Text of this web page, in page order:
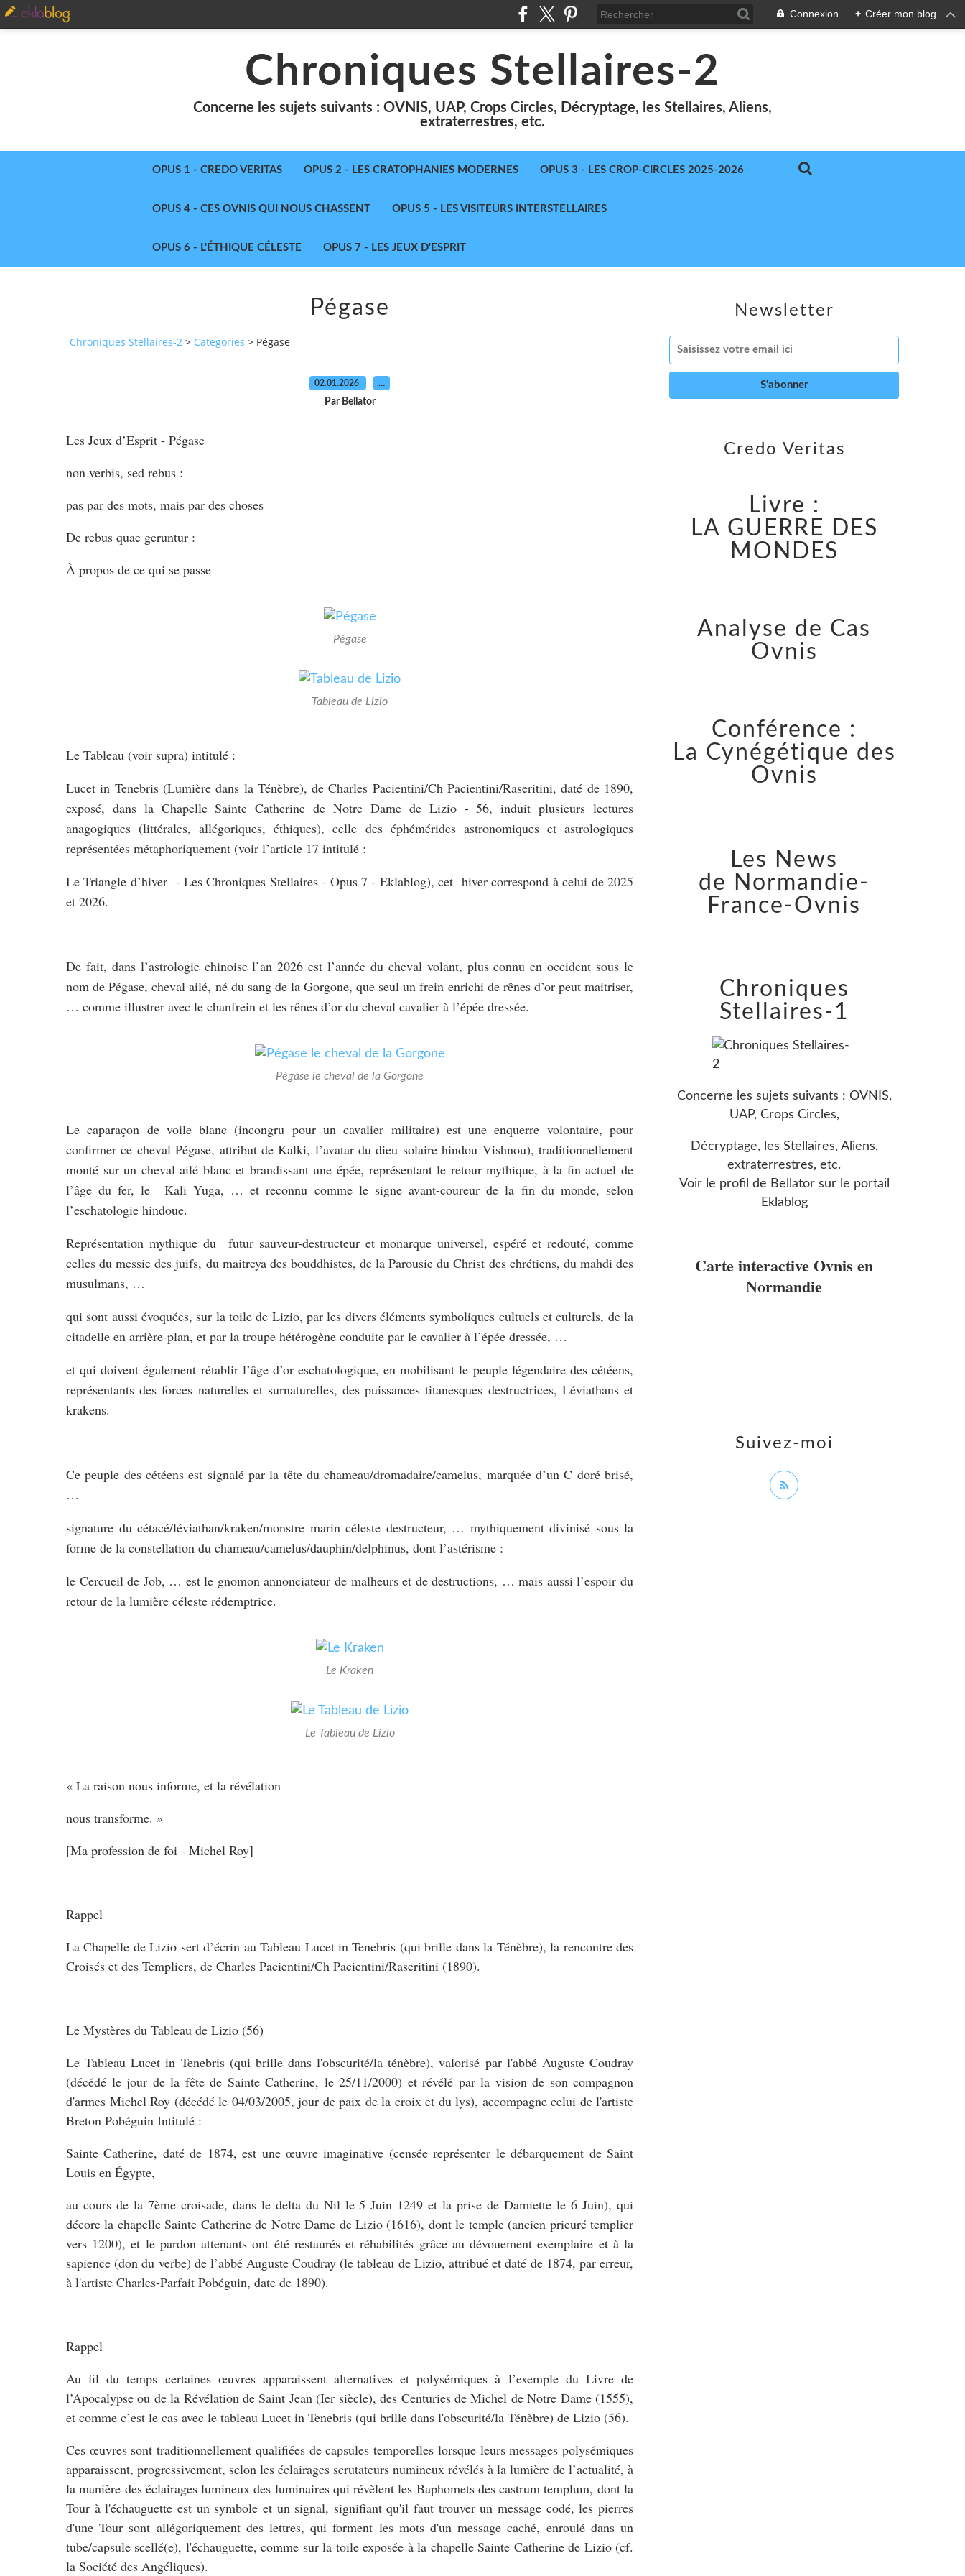
Connexion + Créer mon blog
Chroniques Stellaires-2
Concerne les sujets suivants : OVNIS, UAP, Crops Circles, Décryptage, les Stellaires, Aliens,
extraterrestres, etc.
OPUS 1 - CREDO VERITAS OPUS 2 - LES CRATOPHANIES MODERNES OPUS 3 - LES CROP-CIRCLES 2025-2026
OPUS 4 - CES OVNIS QUI NOUS CHASSENT OPUS 5 - LES VISITEURS INTERSTELLAIRES
OPUS 6 - L'ÉTHIQUE CÉLESTE OPUS 7 - LES JEUX D'ESPRIT
Pégase
Chroniques Stellaires-2 > Categories > Pégase
02.01.2026 …
Par Bellator
Les Jeux d’Esprit - Pégase
non verbis, sed rebus :
pas par des mots, mais par des choses
De rebus quae geruntur :
À propos de ce qui se passe
Pégase
Tableau de Lizio
Le Tableau (voir supra) intitulé :
Lucet in Tenebris (Lumière dans la Ténèbre), de Charles Pacientini/Ch Pacientini/Raseritini, daté de 1890,
exposé, dans la Chapelle Sainte Catherine de Notre Dame de Lizio - 56, induit plusieurs lectures
anagogiques (littérales, allégoriques, éthiques), celle des éphémérides astronomiques et astrologiques
représentées métaphoriquement (voir l’article 17 intitulé :
Le Triangle d’hiver - Les Chroniques Stellaires - Opus 7 - Eklablog), cet hiver correspond à celui de 2025
et 2026.
De fait, dans l’astrologie chinoise l’an 2026 est l’année du cheval volant, plus connu en occident sous le
nom de Pégase, cheval ailé, né du sang de la Gorgone, que seul un frein enrichi de rênes d’or peut maitriser,
… comme illustrer avec le chanfrein et les rênes d’or du cheval cavalier à l’épée dressée.
Pégase le cheval de la Gorgone
Le caparaçon de voile blanc (incongru pour un cavalier militaire) est une enquerre volontaire, pour
confirmer ce cheval Pégase, attribut de Kalki, l’avatar du dieu solaire hindou Vishnou), traditionnellement
monté sur un cheval ailé blanc et brandissant une épée, représentant le retour mythique, à la fin actuel de
l’âge du fer, le Kali Yuga, … et reconnu comme le signe avant-coureur de la fin du monde, selon
l’eschatologie hindoue.
Représentation mythique du futur sauveur-destructeur et monarque universel, espéré et redouté, comme
celles du messie des juifs, du maitreya des bouddhistes, de la Parousie du Christ des chrétiens, du mahdi des
musulmans, …
qui sont aussi évoquées, sur la toile de Lizio, par les divers éléments symboliques cultuels et culturels, de la
citadelle en arrière-plan, et par la troupe hétérogène conduite par le cavalier à l’épée dressée, …
et qui doivent également rétablir l’âge d’or eschatologique, en mobilisant le peuple légendaire des cétéens,
représentants des forces naturelles et surnaturelles, des puissances titanesques destructrices, Léviathans et
krakens.
Ce peuple des cétéens est signalé par la tête du chameau/dromadaire/camelus, marquée d’un C doré brisé,
…
signature du cétacé/léviathan/kraken/monstre marin céleste destructeur, … mythiquement divinisé sous la
forme de la constellation du chameau/camelus/dauphin/delphinus, dont l’astérisme :
le Cercueil de Job, … est le gnomon annonciateur de malheurs et de destructions, … mais aussi l’espoir du
retour de la lumière céleste rédemptrice.
Le Kraken
Le Tableau de Lizio
« La raison nous informe, et la révélation
nous transforme. »
[Ma profession de foi - Michel Roy]
Rappel
La Chapelle de Lizio sert d’écrin au Tableau Lucet in Tenebris (qui brille dans la Ténèbre), la rencontre des
Croisés et des Templiers, de Charles Pacientini/Ch Pacientini/Raseritini (1890).
Le Mystères du Tableau de Lizio (56)
Le Tableau Lucet in Tenebris (qui brille dans l'obscurité/la ténèbre), valorisé par l'abbé Auguste Coudray
(décédé le jour de la fête de Sainte Catherine, le 25/11/2000) et révélé par la vision de son compagnon
d'armes Michel Roy (décédé le 04/03/2005, jour de paix de la croix et du lys), accompagne celui de l'artiste
Breton Pobéguin Intitulé :
Sainte Catherine, daté de 1874, est une œuvre imaginative (censée représenter le débarquement de Saint
Louis en Égypte,
au cours de la 7ème croisade, dans le delta du Nil le 5 Juin 1249 et la prise de Damiette le 6 Juin), qui
décore la chapelle Sainte Catherine de Notre Dame de Lizio (1616), dont le temple (ancien prieuré templier
vers 1200), et le pardon attenants ont été restaurés et réhabilités grâce au dévouement exemplaire et à la
sapience (don du verbe) de l’abbé Auguste Coudray (le tableau de Lizio, attribué et daté de 1874, par erreur,
à l'artiste Charles-Parfait Pobéguin, date de 1890).
Rappel
Au fil du temps certaines œuvres apparaissent alternatives et polysémiques à l’exemple du Livre de
l’Apocalypse ou de la Révélation de Saint Jean (Ier siècle), des Centuries de Michel de Notre Dame (1555),
et comme c’est le cas avec le tableau Lucet in Tenebris (qui brille dans l'obscurité/la Ténèbre) de Lizio (56).
Ces œuvres sont traditionnellement qualifiées de capsules temporelles lorsque leurs messages polysémiques
apparaissent, progressivement, selon les éclairages scrutateurs numineux révélés à la lumière de l’actualité, à
la manière des éclairages lumineux des luminaires qui révèlent les Baphomets des castrum templum, dont la
Tour à l'échauguette est un symbole et un signal, signifiant qu'il faut trouver un message codé, les pierres
d'une Tour sont allégoriquement des lettres, qui forment les mots d'un message caché, enroulé dans un
tube/capsule scellé(e), l'échauguette, comme sur la toile exposée à la chapelle Sainte Catherine de Lizio (cf.
la Société des Angéliques).
Newsletter
Suivez-moi
Credo Veritas
Livre :
LA GUERRE DES
MONDES
Analyse de Cas
Ovnis
Conférence :
La Cynégétique des
Ovnis
Les News
de Normandie-
France-Ovnis
Chroniques
Stellaires-1
Concerne les sujets suivants : OVNIS,
UAP, Crops Circles,
Décryptage, les Stellaires, Aliens,
extraterrestres, etc.
Voir le profil de Bellator sur le portail
Eklablog
Carte interactive Ovnis en
Normandie